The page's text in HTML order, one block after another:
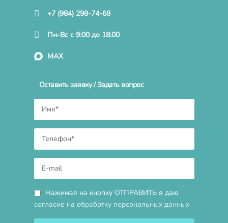
+7 (984) 298-74-68
Пн-Вс с 9:00 до 18:00
MAX
Оставить заявку / Задать вопрос
Нажимая на кнопку ОТПРАВИТЬ я даю
согласие на обработку персональных данных